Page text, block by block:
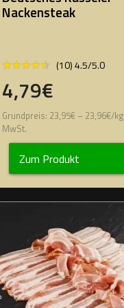
Nackensteak
★★★★★
★★★★★ (10) 4.5/5.0
4,79€
Grundpreis: 23,95€ – 23,96€/kg
MwSt.
Zum Produkt